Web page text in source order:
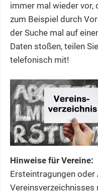
immer mal wieder vor,
zum Beispiel durch
der Suche mal auf
Daten stoßen, teilen
telefonisch mit!
Hinweise für Vereine:
Ersteintragungen oder
Vereinsverzeichnisses